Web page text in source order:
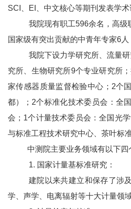
SCI、EI、中文核心等期刊发表学术
我院现有职工596余名，高级
国家级有突出贡献的中青年专家6
我院下设力学研究所、流量
究所、生物研究所9个专业研究所
家传感器质量监督检验中心；2个
都）；2个标准化技术委员会：全
会；1个计量技术委员会：全国光
与标准工程技术研究中心、茶叶标
中测院主要业务领域有以下四
1. 国家计量基标准研究：
建院以来共建立和保存了涉
学、声学、电离辐射等十大计量领